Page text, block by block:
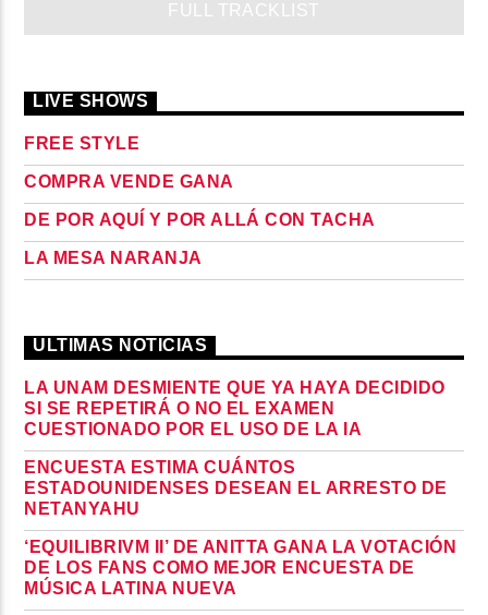
FULL TRACKLIST
LIVE SHOWS
FREE STYLE
COMPRA VENDE GANA
DE POR AQUÍ Y POR ALLÁ CON TACHA
LA MESA NARANJA
ULTIMAS NOTICIAS
LA UNAM DESMIENTE QUE YA HAYA DECIDIDO
SI SE REPETIRÁ O NO EL EXAMEN
CUESTIONADO POR EL USO DE LA IA
ENCUESTA ESTIMA CUÁNTOS
ESTADOUNIDENSES DESEAN EL ARRESTO DE
NETANYAHU
‘EQUILIBRIVM II’ DE ANITTA GANA LA VOTACIÓN
DE LOS FANS COMO MEJOR ENCUESTA DE
MÚSICA LATINA NUEVA